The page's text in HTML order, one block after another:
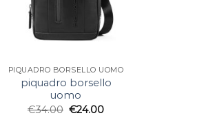
PIQUADRO BORSELLO UOMO
piquadro borsello
uomo
€34.00 €24.00